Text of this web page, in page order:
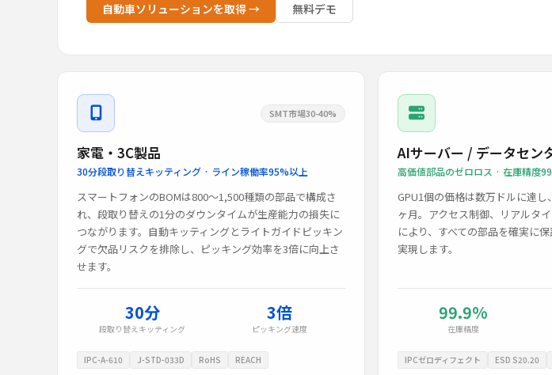
自動車ソリューションを取得 → 無料デモ
SMT市場30-40%
家電・3C製品
30分段取り替えキッティング · ライン稼働率95%以上
スマートフォンのBOMは800〜1,500種類の部品で構成さ
れ、段取り替えの1分のダウンタイムが生産能力の損失に
つながります。自動キッティングとライトガイドピッキン
グで欠品リスクを排除し、ピッキング効率を3倍に向上さ
せます。
30分
段取り替えキッティング
3倍
ピッキング速度
IPC-A-610 J-STD-033D RoHS REACH
AIサーバー / データセン
高価値部品のゼロロス · 在庫精度
GPU1個の価格は数万ドルに達
ヶ月。アクセス制御、リアルタ
により、すべての部品を確実に
実現します。
99.9%
在庫精度
IPCゼロディフェクト ESD S20.20